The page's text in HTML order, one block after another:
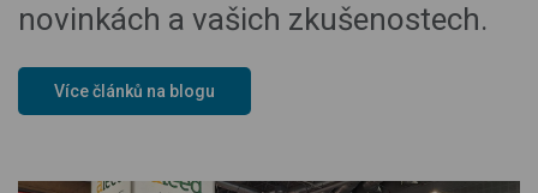
novinkách a vašich zkušenostech.
Více článků na blogu